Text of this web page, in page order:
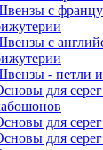
с
с
- петли и
для
для серег
для